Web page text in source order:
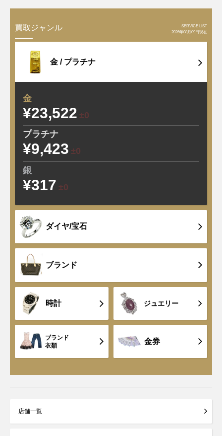
買取ジャンル
SERVICE LIST
2026年08月09日現在
金 / プラチナ
金
¥23,522 ±0
プラチナ
¥9,423 ±0
銀
¥317 ±0
ダイヤ/宝石
ブランド
時計 ジュエリー
ブランド
衣類
金券
店舗一覧